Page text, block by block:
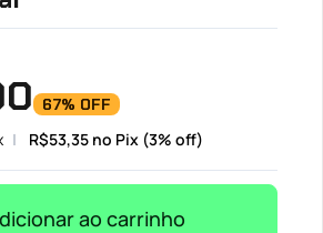
67% OFF
R$53,35 no Pix (3% off)
ao carrinho